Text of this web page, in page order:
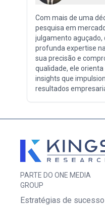
Com mais de uma
pesquisa em
julgamento aguçado,
profunda expertise
sua precisão e
qualidade, ele
insights que
resultados
PARTE DO ONE MEDIA
GROUP
Estratégias de